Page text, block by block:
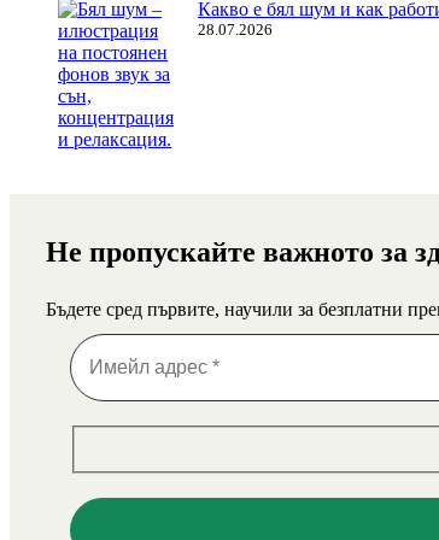
Какво е бял шум и как
28.07.2026
Не пропускайте важното за
Бъдете сред първите, научили за безплатни